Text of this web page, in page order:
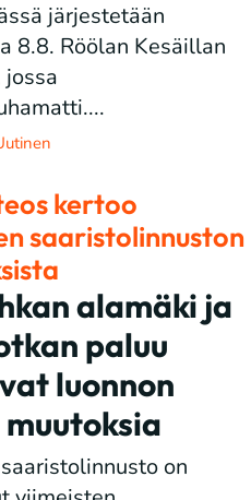
järjestetään
8.8. Röölan Kesäillan
kertoo
saaristolinnuston
alamäki ja
paluu
luonnon
on